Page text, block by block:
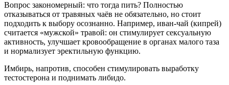
Вопрос закономерный: что тогда пить? Полностью
отказываться от травяных чаёв не обязательно, но стоит
подходить к выбору осознанно. Например, иван-чай (кипрей)
считается «мужской» травой: он стимулирует сексуальную
активность, улучшает кровообращение в органах малого таза
и нормализует эректильную функцию.
Имбирь, напротив, способен стимулировать выработку
тестостерона и поднимать либидо.